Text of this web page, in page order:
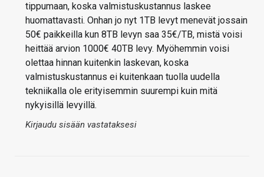
tippumaan, koska valmistuskustannus laskee
huomattavasti. Onhan jo nyt 1TB levyt menevät jossain
50€ paikkeilla kun 8TB levyn saa 35€/TB, mistä voisi
heittää arvion 1000€ 40TB levy. Myöhemmin voisi
olettaa hinnan kuitenkin laskevan, koska
valmistuskustannus ei kuitenkaan tuolla uudella
tekniikalla ole erityisemmin suurempi kuin mitä
nykyisillä levyillä.
Kirjaudu sisään vastataksesi